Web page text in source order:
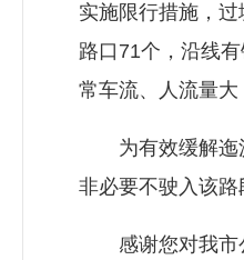
实施限行措施，
路口71个，沿线
常车流、人流量
为有效缓解迤沙
非必要不驶入该路
感谢您对我市公